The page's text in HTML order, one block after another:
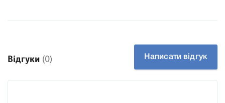
характеристики, список друкувальної техніки, до якого
підходить Картридж Canon C-EXV51 Cyan (0482C002) для
принтера iRC5535, iRC5535i, iRC5540i, iRC5550i, iRC5560i,
Відгуки (0) Написати відгук